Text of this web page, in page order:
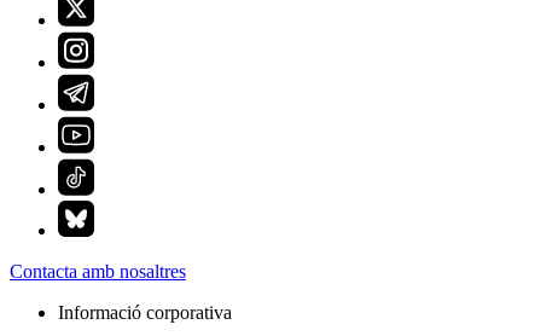
Contacta amb nosaltres
Informació corporativa